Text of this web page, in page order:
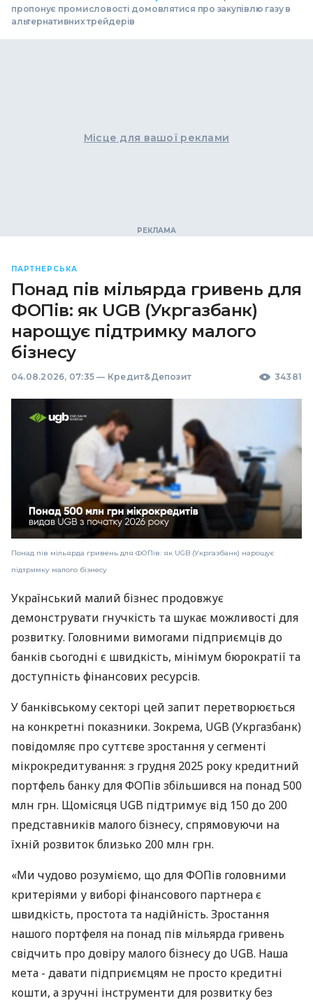
пропонує промисловості домовлятися про закупівлю газу в
альтернативних трейдерів
Місце для вашої реклами
ПАРТНЕРСЬКА
Понад пів мільярда гривень для
ФОПів: як UGB (Укргазбанк)
нарощує підтримку малого
бізнесу
04.08.2026, 07:35 — Кредит&Депозит 34381
Понад пів мільярда гривень для ФОПів: як UGB (Укргазбанк) нарощує
підтримку малого бізнесу
Український малий бізнес продовжує
демонструвати гнучкість та шукає можливості для
розвитку. Головними вимогами підприємців до
банків сьогодні є швидкість, мінімум бюрократії та
доступність фінансових ресурсів.
У банківському секторі цей запит перетворюється
на конкретні показники. Зокрема, UGB (Укргазбанк)
повідомляє про суттєве зростання у сегменті
мікрокредитування: з грудня 2025 року кредитний
портфель банку для ФОПів збільшився на понад 500
млн грн. Щомісяця UGB підтримує від 150 до 200
представників малого бізнесу, спрямовуючи на
їхній розвиток близько 200 млн грн.
«Ми чудово розуміємо, що для ФОПів головними
критеріями у виборі фінансового партнера є
швидкість, простота та надійність. Зростання
нашого портфеля на понад пів мільярда гривень
свідчить про довіру малого бізнесу до UGB. Наша
мета - давати підприємцям не просто кредитні
кошти, а зручні інструменти для розвитку без